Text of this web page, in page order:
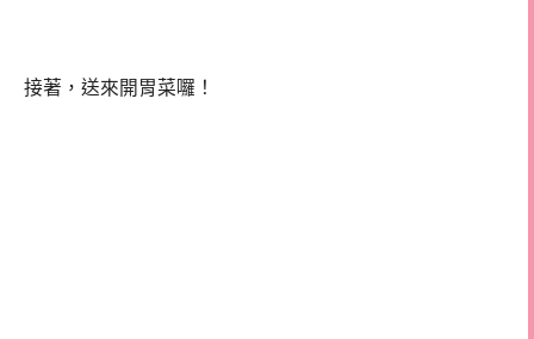
接著，送來開胃菜囉！